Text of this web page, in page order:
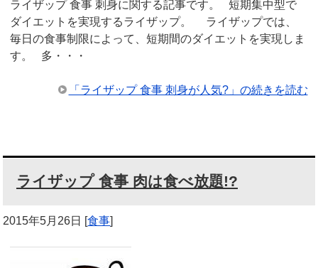
ライザップ 食事 刺身に関する記事です。 短期集中型で
ダイエットを実現するライザップ。 ライザップでは、
毎日の食事制限によって、短期間のダイエットを実現しま
す。 多・・・
「ライザップ 食事 刺身が人気?」の続きを読む
ライザップ 食事 肉は食べ放題!?
2015年5月26日 [食事]